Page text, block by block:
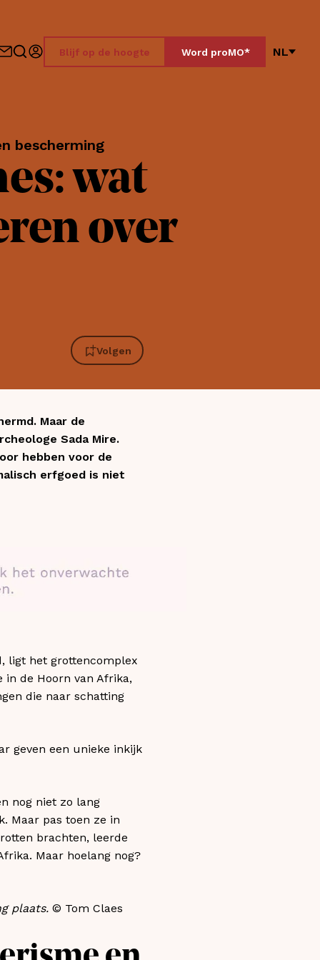
Blijf op de hoogte Word proMO* NL
bescherming
wat
over
Volgen
Maar de
Sada Mire.
hebben voor de
erfgoed is niet
ligt het grottencomplex
de Hoorn van Afrika,
die naar schatting
geven een unieke inkijk
nog niet zo lang
Maar pas toen ze in
brachten, leerde
Maar hoelang nog?
plaats. © Tom Claes